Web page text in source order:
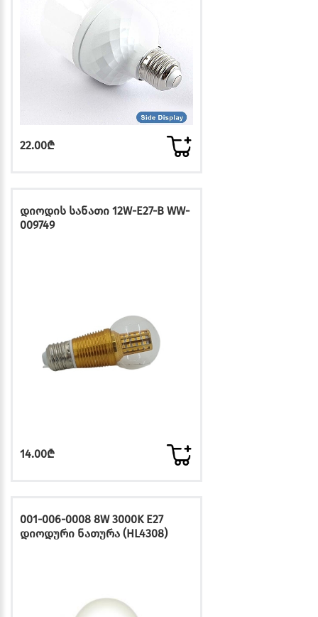
22.00₾
დიოდის სანათი 12W-E27-B WW-
009749
14.00₾
001-006-0008 8W 3000K E27
დიოდური ნათურა (HL4308)